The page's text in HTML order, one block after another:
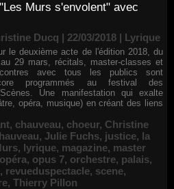
Murs s'envolent" avec
Ducq | 22/03/2018 | Lyrique
le deuxième acte de l'édition 2018, du
29 mars, récitals, master-classes et
avec tous les publics sont
programmés au festival des
Une manifestation qui exalte
opéra, musique) en créant des liens
, chauveau, choeur, Christine
, Julie Fuchs, justice, la
, lyrique, magazine, master
opéra, opus 7, orchestre, palais,
, revueduspectacle, scene,
, Thierry Pillon